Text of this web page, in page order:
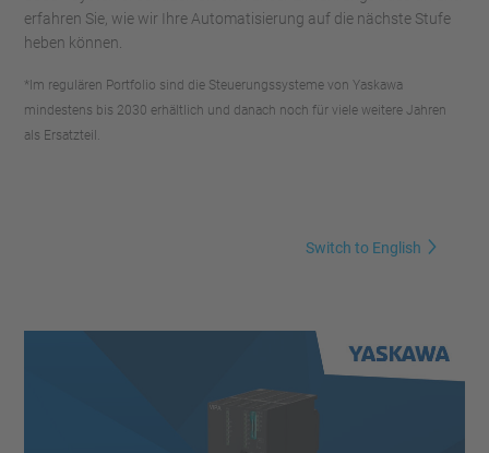
erfahren Sie, wie wir Ihre Automatisierung auf die nächste Stufe
heben können.
*Im regulären Portfolio sind die Steuerungssysteme von Yaskawa
mindestens bis 2030 erhältlich und danach noch für viele weitere Jahren
als Ersatzteil.
Switch to English